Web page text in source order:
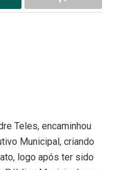
Teles, encaminhou
Municipal, criando
logo após ter sido